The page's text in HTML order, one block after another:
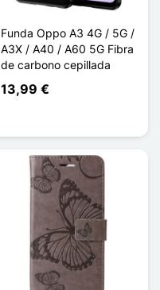
Funda Oppo A3 4G / 5G /
A3X / A40 / A60 5G Fibra
de carbono cepillada
13,99 €